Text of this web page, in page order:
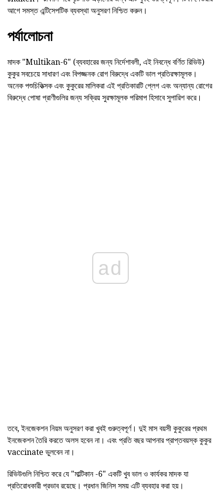
আগে সমস্ত এন্টিসেপটিক ব্যবস্থা অনুসরণ নিশ্চিত করুন।
পর্যালোচনা
মাদক "Multikan-6" (ব্যবহারের জন্য নির্দেশাবলী, এই নিবন্ধে বর্ণিত রিভিউ)
কুকুর সবচেয়ে সাধারণ এবং বিপজ্জনক রোগ বিরুদ্ধে একটি ভাল প্রতিরক্ষামূলক।
অনেক পশুচিকিত্সক এবং কুকুরের মালিকরা এই প্রতিকারটি প্লেগ এবং অন্যান্য রোগের
বিরুদ্ধে পোষা প্রাণীগুলির জন্য সক্রিয় সুরক্ষামূলক পরিমাপ হিসাবে সুপারিশ করে।
ad
তবে, ইনজেকশন নিয়ম অনুসরণ করা খুবই গুরুত্বপূর্ণ। দুই মাস বয়সী কুকুরের প্রথম
ইনজেকশন তৈরি করতে অলস হবেন না। এবং প্রতি বছর আপনার প্রাপ্তবয়স্ক কুকুর
vaccinate ভুলবেন না।
রিভিউগুলি নিশ্চিত করে যে "মাল্টিকান -6" একটি খুব ভাল ও কার্যকর মাদক যা
প্রতিরোধকারী প্রভাব রয়েছে। প্রধান জিনিস সময় এটি ব্যবহার করা হয়।